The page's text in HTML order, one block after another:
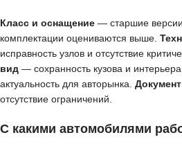
Класс и оснащение — старшие
комплектации оцениваются выше.
исправность узлов и отсутствие
вид — сохранность кузова и интерьера.
актуальность для авторынка.
отсутствие ограничений.
С какими автомобилями